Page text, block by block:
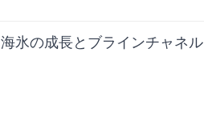
海氷の成長とブラインチャネル